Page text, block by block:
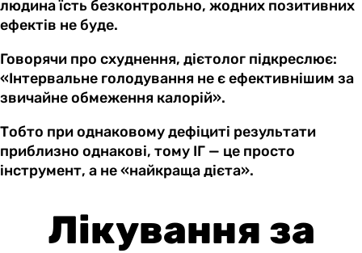
людина їсть безконтрольно, жодних позитивних
ефектів не буде.
Говорячи про схуднення, дієтолог підкреслює:
«Інтервальне голодування не є ефективнішим за
звичайне обмеження калорій».
Тобто при однаковому дефіциті результати
приблизно однакові, тому ІГ — це просто
інструмент, а не «найкраща дієта».
Лікування за